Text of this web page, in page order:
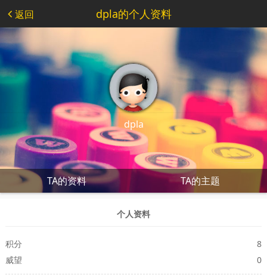
返回 dpla的个人资料
dpla
TA的资料 TA的主题
个人资料
积分
8
威望
0